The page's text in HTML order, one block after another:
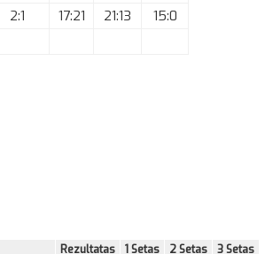
2:1 17:21 21:13
15:0
Rezultatas 1 Setas 2 Setas 3 Setas